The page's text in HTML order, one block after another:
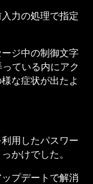
力の処理で指定
ジ中の制御文字
っている内にアク
な症状が出たよ
用したパスワー
かけでした。
プデートで解消